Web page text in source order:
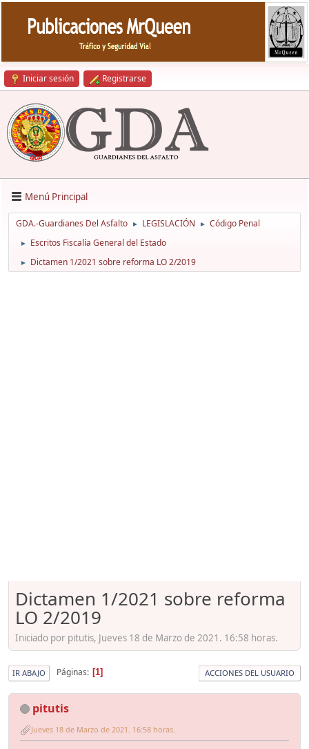
Iniciar sesión Registrarse
Menú Principal
GDA.-Guardianes Del Asfalto ► LEGISLACIÓN ► Código Penal
► Escritos Fiscalía General del Estado
► Dictamen 1/2021 sobre reforma LO 2/2019
Dictamen 1/2021 sobre reforma
LO 2/2019
Iniciado por pitutis, Jueves 18 de Marzo de 2021. 16:58 horas.
IR ABAJO Páginas 1 ACCIONES DEL USUARIO
pitutis
Jueves 18 de Marzo de 2021. 16:58 horas.